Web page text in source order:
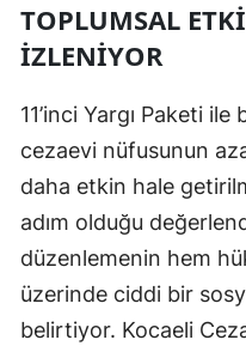
TOPLUMSAL
İZLENIYOR
11’inci Yargı Paketi
cezaevi nüfusunun
daha etkin hale
adım olduğu
düzenlemenin hem
üzerinde ciddi bir
belirtiyor. Kocaeli